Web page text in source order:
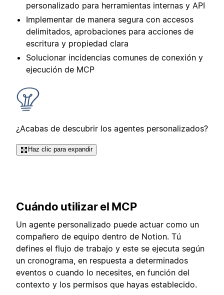
personalizado para herramientas internas y API
Implementar de manera segura con accesos
delimitados, aprobaciones para acciones de
escritura y propiedad clara
Solucionar incidencias comunes de conexión y
ejecución de MCP
¿Acabas de descubrir los agentes personalizados?
Haz clic para expandir
Cuándo utilizar el MCP
Un agente personalizado puede actuar como un
compañero de equipo dentro de Notion. Tú
defines el flujo de trabajo y este se ejecuta según
un cronograma, en respuesta a determinados
eventos o cuando lo necesites, en función del
contexto y los permisos que hayas establecido.